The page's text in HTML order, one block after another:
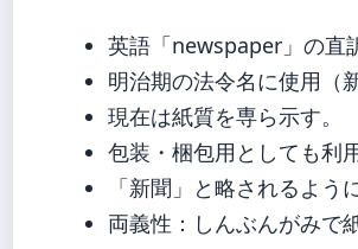
英語「newspaper」の直
明治期の法令名に使用（
現在は紙質を専ら示す。
包装・梱包用としても利用
「新聞」と略されるよう
両義性：しんぶんがみで